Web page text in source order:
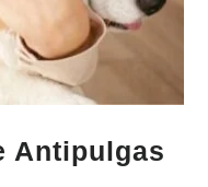
Antipulgas